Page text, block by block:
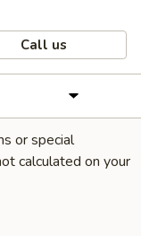
Call us
or special
calculated on your